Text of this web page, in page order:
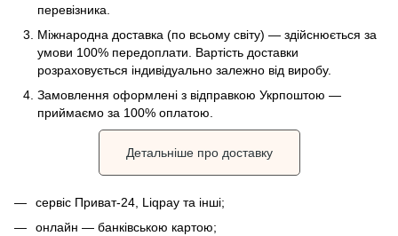
перевізника.
Міжнародна доставка (по всьому світу) — здійснюється за
умови 100% передоплати. Вартість доставки
розраховується індивідуально залежно від виробу.
Замовлення оформлені з відправкою Укрпоштою —
приймаємо за 100% оплатою.
Детальніше про доставку
сервіс Приват-24, Liqpay та інші;
онлайн — банківською картою;